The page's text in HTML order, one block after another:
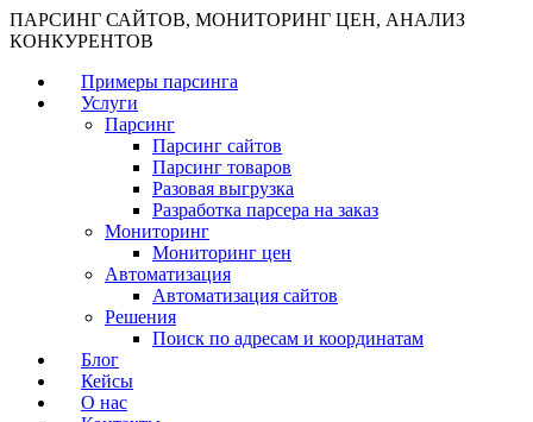
ПАРСИНГ САЙТОВ, МОНИТОРИНГ ЦЕН, АНАЛИЗ
КОНКУРЕНТОВ
Примеры парсинга
Услуги
Парсинг
Парсинг сайтов
Парсинг товаров
Разовая выгрузка
Разработка парсера на заказ
Мониторинг
Мониторинг цен
Автоматизация
Автоматизация сайтов
Решения
Поиск по адресам и координатам
Блог
Кейсы
О нас